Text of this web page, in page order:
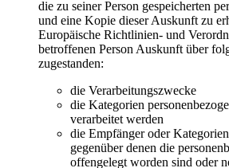
die zu seiner Person gespeicherten
und eine Kopie dieser Auskunft zu
Europäische Richtlinien- und
betroffenen Person Auskunft über
zugestanden:
die Verarbeitungszwecke
die Kategorien
verarbeitet werden
die Empfänger oder
gegenüber denen die
offengelegt worden sind oder